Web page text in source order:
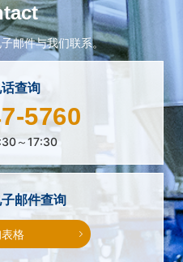
邮件与我们联系。
查询
5760
～17:30
邮件查询
格